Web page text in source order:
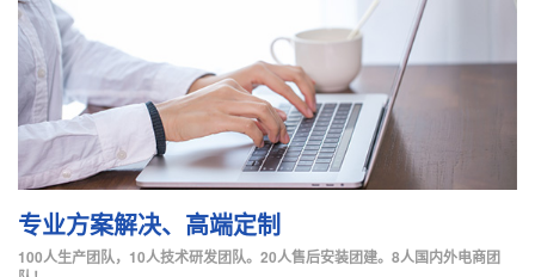
专业方案解决、高端定制
100人生产团队，10人技术研发团队。20人售后安装团建。8人国内外电商团